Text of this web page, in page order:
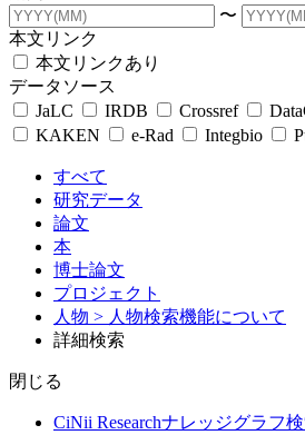
〜
本文リンク
本文リンクあり
データソース
JaLC
IRDB Crossref
KAKEN
e-Rad Integbio
すべて
研究データ
論文
本
博士論文
プロジェクト
人物 > 人物検索機能について
詳細検索
閉じる
CiNii Researchナレッジグラフ